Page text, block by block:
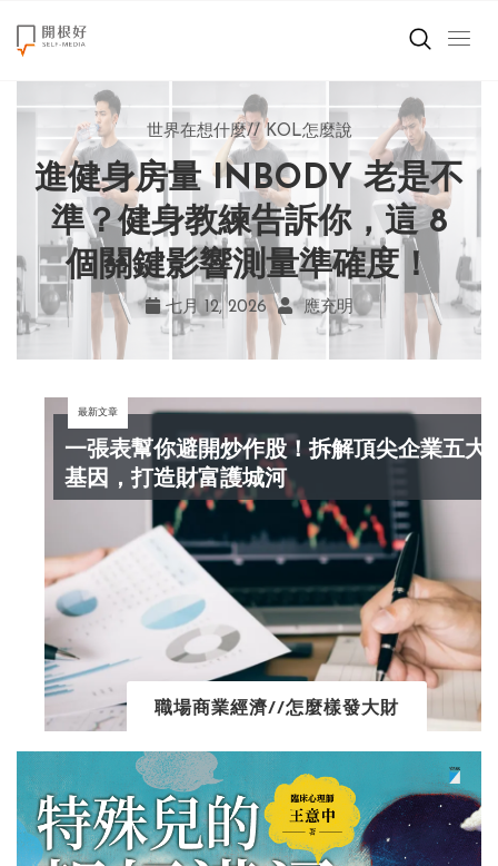
來點正能量
世界在想什麼
創造美好生活
小孩不是噩夢
職場商業經濟
影片專區
關於我們
世界在想什麼//地球村發生的事
AI 複製吉卜力畫風引爭議！
宮崎駿用七年證明：人腦創
作仍無可取代
七月 19, 2026 菲利浦．科特勒
來點正能量//與自己和解
別讓過去的榮耀嘲笑現在！
學會捨棄獎盃，活出當下的
真實幸福
七月 17, 2026 亞瑟．布魯克斯
來點正能量//女力至上
改變不用驚天動地！《米娜
家的星期六》看小女孩如何
勇敢跨出第一步
七月 22, 2026 不正田心
世界在想什麼//KOL怎麼說
進健身房量 INBODY 老是不
準？健身教練告訴你，這 8
個關鍵影響測量準確度！
七月 12, 2026 應充明
一張表幫你避開炒作股！拆解頂尖企業五大
基因，打造財富護城河
最新文章
職場商業經濟//怎麼樣發大財